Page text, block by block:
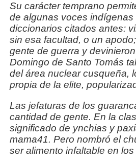
Su carácter temprano
de algunas voces
diccionarios citados antes:
sin esa facultad, o un
gente de guerra y
Domingo de Santo Tomás
del área nuclear cusqueña,
propia de la elite,
Las jefaturas de los
cantidad de gente. En la
significado de ynchias y
mama41. Pero nombró el
ser alimento infaltable en los